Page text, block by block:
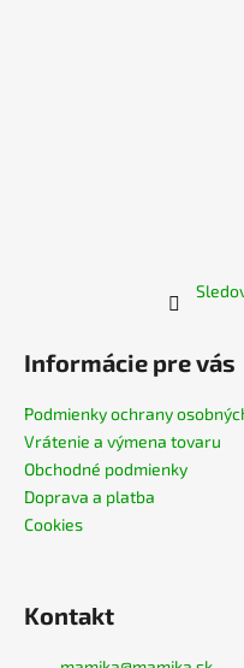
Informácie pre vás
Podmienky ochrany
Vrátenie a výmena tovaru
Obchodné podmienky
Doprava a platba
Cookies
Kontakt